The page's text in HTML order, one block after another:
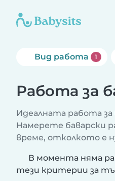
Вид работа 1
Работа за
Идеалната работа за
Намерете баварски
време, отколкото е
В момента няма
тези критерии за